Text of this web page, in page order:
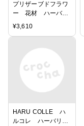
プリザーブドフラワ
ー 花材 ハーバリ
ウム キット
¥3,610
HARU COLLE ハ
ルコレ ハーバリウ